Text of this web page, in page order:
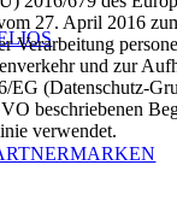
27. April 2016
Verarbeitung
und zur
EG (Datenschutz-
beschriebenen
verwendet.